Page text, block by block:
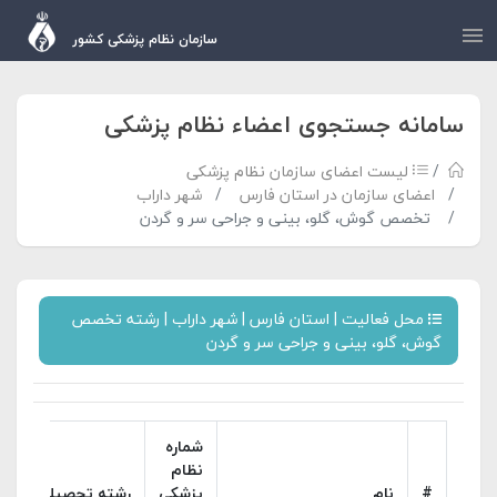
سازمان نظام پزشکی کشور
سامانه جستجوی اعضاء نظام پزشکی
لیست اعضای سازمان نظام پزشکی
اعضای سازمان در استان فارس
شهر داراب
تخصص گوش، گلو، بینی و جراحی سر و گردن
محل فعالیت | استان فارس | شهر داراب | رشته تخصص
گوش، گلو، بینی و جراحی سر و گردن
شماره
نظام